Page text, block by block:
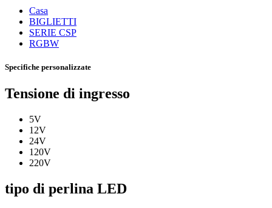
Casa
BIGLIETTI
SERIE CSP
RGBW
Specifiche personalizzate
Tensione di ingresso
5V
12V
24V
120V
220V
tipo di perlina LED